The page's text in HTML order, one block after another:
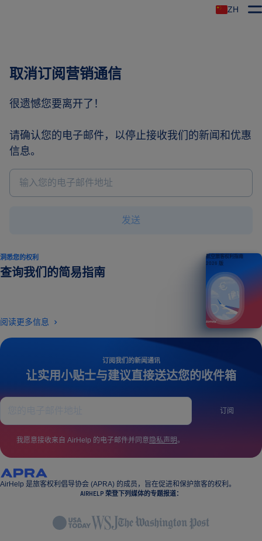
ZH
取消订阅营销通信
很遗憾您要离开了！
请确认您的电子邮件，以停止接收我们的新闻和优惠
信息。
发送
订阅我们的新闻通讯
让实用小贴士与建议直接送达您的收件箱
订阅
我愿意接收来自 AirHelp 的电子邮件并同意 隐私声明。
洞悉您的权利
查询我们的简易指南
阅读更多信息
航空旅客权利指南
2026 版
AirHelp 是旅客权利倡导协会 (APRA) 的成员，旨在促进和保护旅客的权利。
AIRHELP 荣登下列媒体的专题报道：